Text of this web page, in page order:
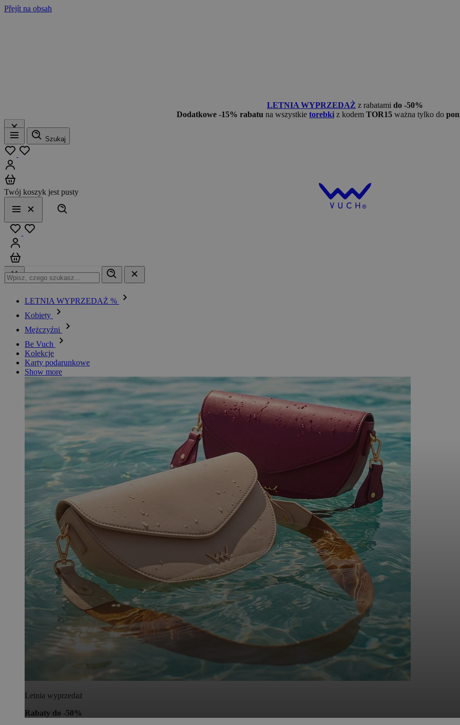
Přejít na obsah
LETNIA WYPRZEDAŻ z rabatami do -50%
Dodatkowe -15% rabatu na wszystkie torebki z kodem TOR15 ważna tylko do
Menu
Szukaj
Twój koszyk jest pusty
Menu
Zamknij
LETNIA WYPRZEDAŻ %
Kobiety
Mężczyźni
Be Vuch
Kolekcje
Karty podarunkowe
Show more
Letnia wyprzedaż
Rabaty do -50%